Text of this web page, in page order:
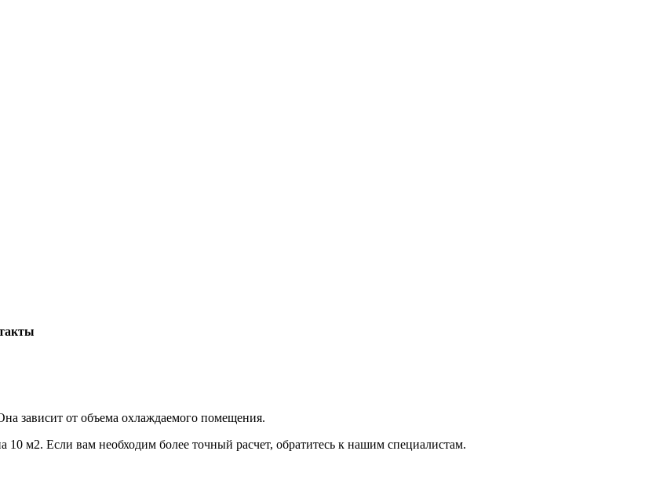
зависит от объема охлаждаемого помещения.
м2. Если вам необходим более точный расчет, обратитесь к нашим специалистам.